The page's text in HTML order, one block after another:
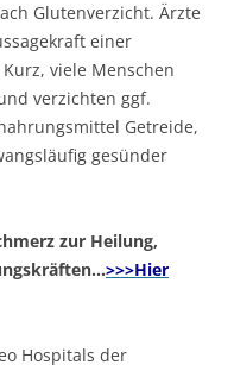
Glutenverzicht. Ärzte
einer
viele Menschen
verzichten ggf.
Getreide,
gesünder
zur Heilung,
>>>Hier
Hospitals der